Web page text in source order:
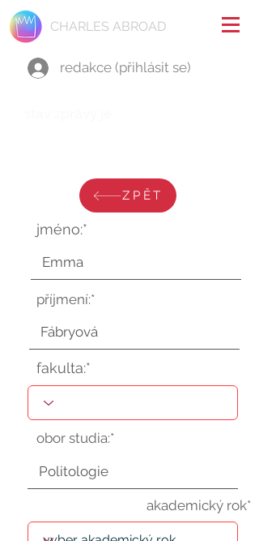
CHARLES ABROAD
redakce (přihlásit se)
ZPĚT
jméno:*
příjmení:*
fakulta:*
obor studia:*
akademický rok*